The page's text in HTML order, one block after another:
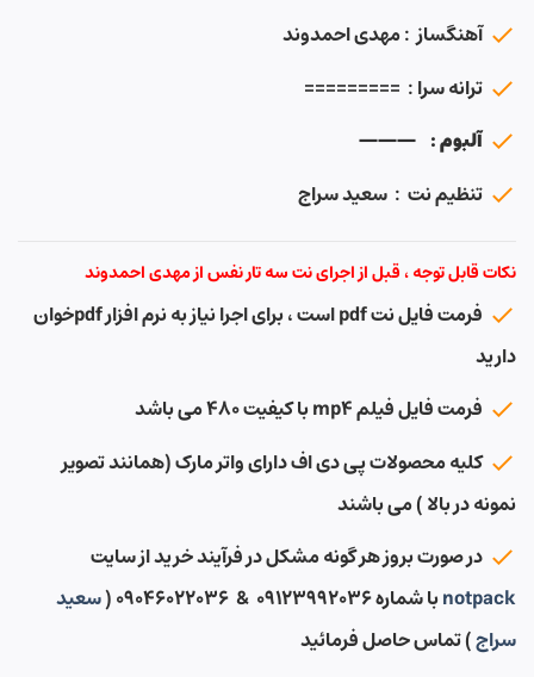
آهنگساز : مهدی احمدوند
ترانه سرا : =========
آلبوم : ———
تنظیم نت : سعید سراج
نکات قابل توجه ، قبل از اجرای نت سه تار نفس از مهدی احمدوند
فرمت فایل نت pdf است ، برای اجرا نیاز به نرم افزار pdfخوان
دارید
فرمت فایل فیلم mp4 با کیفیت ۴۸۰ می باشد
کلیه محصولات پی دی اف دارای واتر مارک (همانند تصویر
نمونه در بالا ) می باشند
در صورت بروز هر گونه مشکل در فرآیند خرید از سایت
notpackبا شماره ۰۹۱۲۳۹۹۲۰۳۶ & ۰۹۰۴۶۰۲۲۰۳۶ (
سعید
سراج) تماس حاصل فرمائید